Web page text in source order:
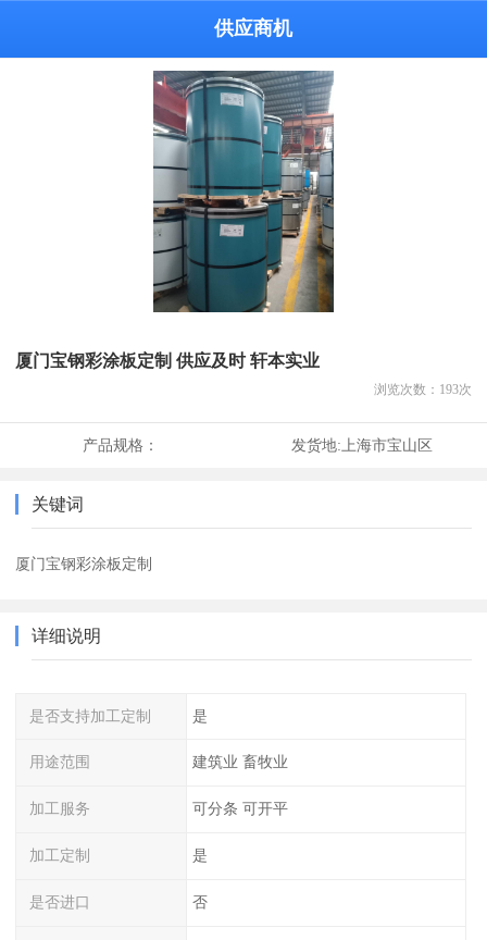
供应商机
厦门宝钢彩涂板定制 供应及时 轩本实业
浏览次数： 193次
产品规格： 发货地:上海市宝山区
关键词
厦门宝钢彩涂板定制
详细说明
是否支持加工定制 是
用途范围 建筑业 畜牧业
加工服务 可分条 可开平
加工定制 是
是否进口 否